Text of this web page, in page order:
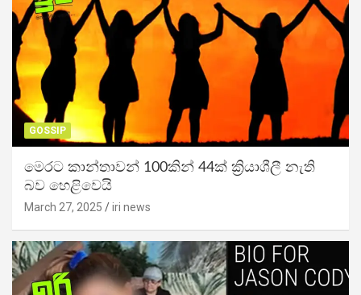
GOSSIP
මෙරට කාන්තාවන් 100කින් 44ක් ක්‍රියාශීලී නැති
බව හෙළිවෙයි
March 27, 2025 iri news